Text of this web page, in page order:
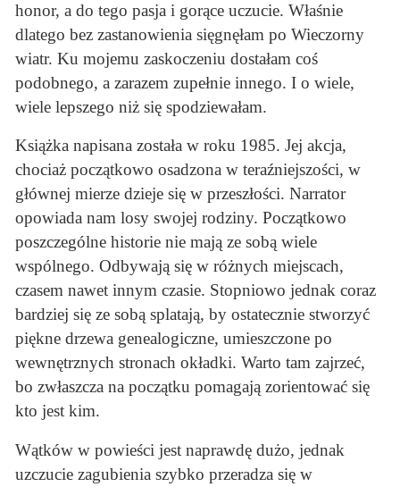
honor, a do tego pasja i gorące uczucie. Właśnie
dlatego bez zastanowienia sięgnęłam po Wieczorny
wiatr. Ku mojemu zaskoczeniu dostałam coś
podobnego, a zarazem zupełnie innego. I o wiele,
wiele lepszego niż się spodziewałam.
Książka napisana została w roku 1985. Jej akcja,
chociaż początkowo osadzona w teraźniejszości, w
głównej mierze dzieje się w przeszłości. Narrator
opowiada nam losy swojej rodziny. Początkowo
poszczególne historie nie mają ze sobą wiele
wspólnego. Odbywają się w różnych miejscach,
czasem nawet innym czasie. Stopniowo jednak coraz
bardziej się ze sobą splatają, by ostatecznie stworzyć
piękne drzewa genealogiczne, umieszczone po
wewnętrznych stronach okładki. Warto tam zajrzeć,
bo zwłaszcza na początku pomagają zorientować się
kto jest kim.
Wątków w powieści jest naprawdę dużo, jednak
uzczucie zagubienia szybko przeradza się w